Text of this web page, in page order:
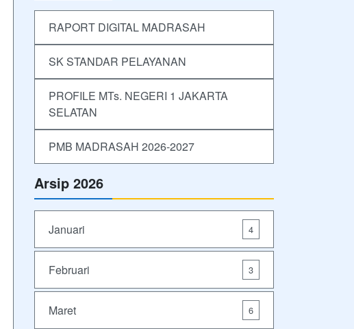
RAPORT DIGITAL MADRASAH
SK STANDAR PELAYANAN
PROFILE MTs. NEGERI 1 JAKARTA
SELATAN
PMB MADRASAH 2026-2027
Arsip 2026
Januari 4
Februari 3
Maret 6